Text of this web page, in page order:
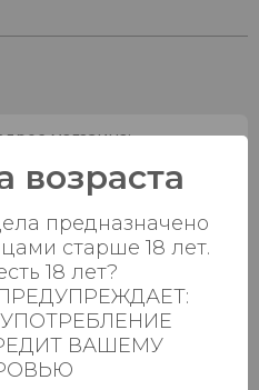
Вс с 08:00 до
Пн-Вс с 08:00 до
2 шт.
Вс с 09:00 до
возраста
предназначено
старше 18 лет.
18 лет?
ВАШЕМУ